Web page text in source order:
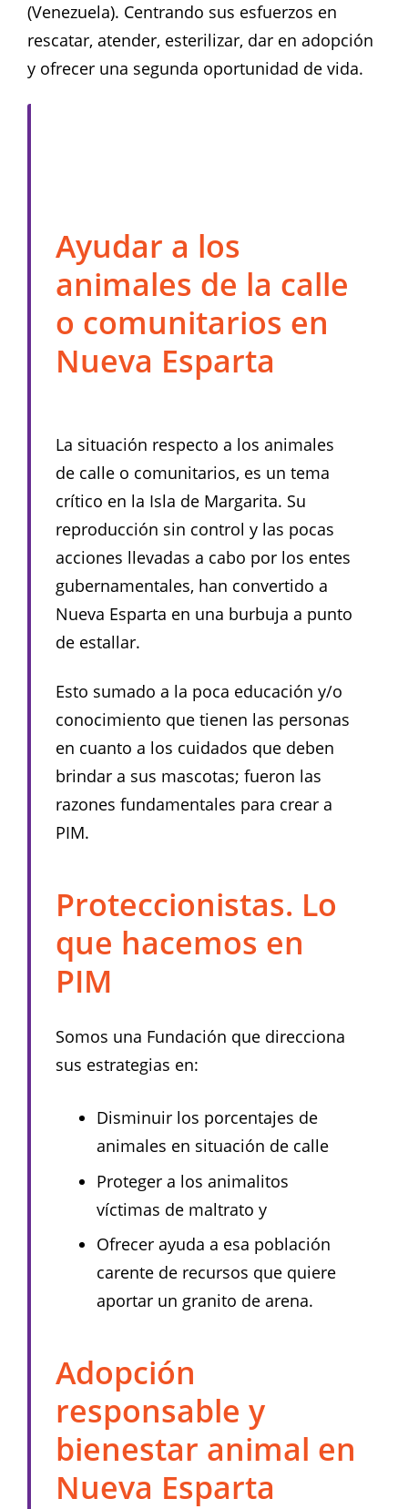
(Venezuela). Centrando sus esfuerzos en
rescatar, atender, esterilizar, dar en adopción
y ofrecer una segunda oportunidad de vida.
Ayudar a los
animales de la calle
o comunitarios en
Nueva Esparta
La situación respecto a los animales
de calle o comunitarios, es un tema
crítico en la Isla de Margarita. Su
reproducción sin control y las pocas
acciones llevadas a cabo por los entes
gubernamentales, han convertido a
Nueva Esparta en una burbuja a punto
de estallar.
Esto sumado a la poca educación y/o
conocimiento que tienen las personas
en cuanto a los cuidados que deben
brindar a sus mascotas; fueron las
razones fundamentales para crear a
PIM.
Proteccionistas. Lo
que hacemos en
PIM
Somos una Fundación que direcciona
sus estrategias en:
Disminuir los porcentajes de
animales en situación de calle
Proteger a los animalitos
víctimas de maltrato y
Ofrecer ayuda a esa población
carente de recursos que quiere
aportar un granito de arena.
Adopción
responsable y
bienestar animal en
Nueva Esparta